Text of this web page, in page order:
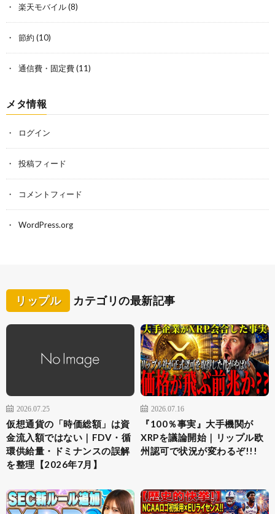
楽天モバイル(8)
節約 (10)
通信費・固定費(11)
メタ情報
ログイン
投稿フィード
コメントフィード
WordPress.org
リップル カテゴリの最新記事
2026.07.25
仮想通貨の「時価総額」は資
金流入額ではない｜FDV・循
環供給量・ドミナンスの誤解
を整理【2026年7月】
2026.07.16
『100％事実』大手機関が
XRPを議論開始｜リップル欧
州認可で状況が変わるぞ!!!